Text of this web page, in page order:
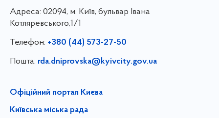
Адреса: 02094, м. Київ, бульвар Івана
Котляревського,1/1
Телефон: +380 (44) 573-27-50
Пошта: rda.dniprovska@kyivcity.gov.ua
Офіційний портал Києва
Київська міська рада